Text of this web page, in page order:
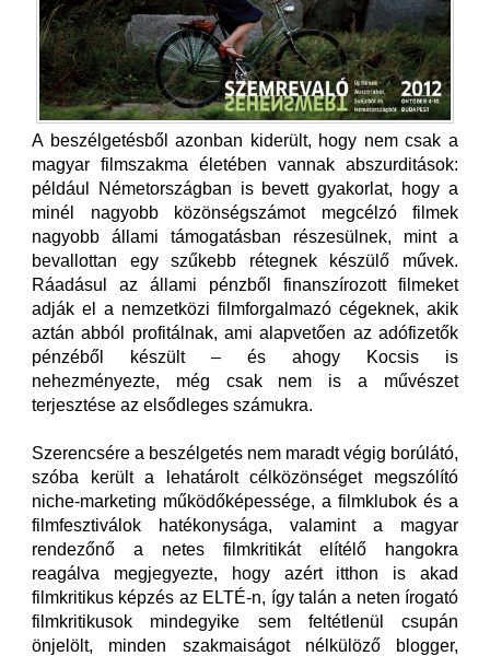
A beszélgetésből azonban kiderült, hogy nem csak a
magyar filmszakma életében vannak abszurditások:
például Németországban is bevett gyakorlat, hogy a
minél nagyobb közönségszámot megcélzó filmek
nagyobb állami támogatásban részesülnek, mint a
bevallottan egy szűkebb rétegnek készülő művek.
Ráadásul az állami pénzből finanszírozott filmeket
adják el a nemzetközi filmforgalmazó cégeknek, akik
aztán abból profitálnak, ami alapvetően az adófizetők
pénzéből készült – és ahogy Kocsis is
nehezményezte, még csak nem is a művészet
terjesztése az elsődleges számukra.
Szerencsére a beszélgetés nem maradt végig borúlátó,
szóba került a lehatárolt célközönséget megszólító
niche-marketing működőképessége, a filmklubok és a
filmfesztiválok hatékonysága, valamint a magyar
rendezőnő a netes filmkritikát elítélő hangokra
reagálva megjegyezte, hogy azért itthon is akad
filmkritikus képzés az ELTÉ-n, így talán a neten írogató
filmkritikusok mindegyike sem feltétlenül csupán
önjelölt, minden szakmaiságot nélkülöző blogger,